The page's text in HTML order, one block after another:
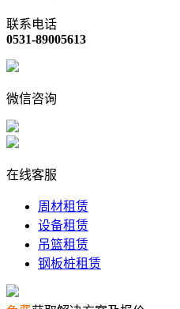
联系电话
0531-89005613
微信咨询
在线客服
周材租赁
设备租赁
吊篮租赁
钢板桩租赁